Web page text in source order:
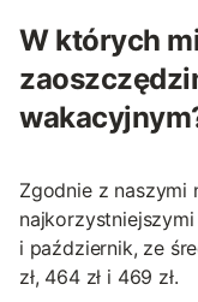
W których
Zgodnie z naszymi
i październik, ze
zł, 464 zł i 469 zł.